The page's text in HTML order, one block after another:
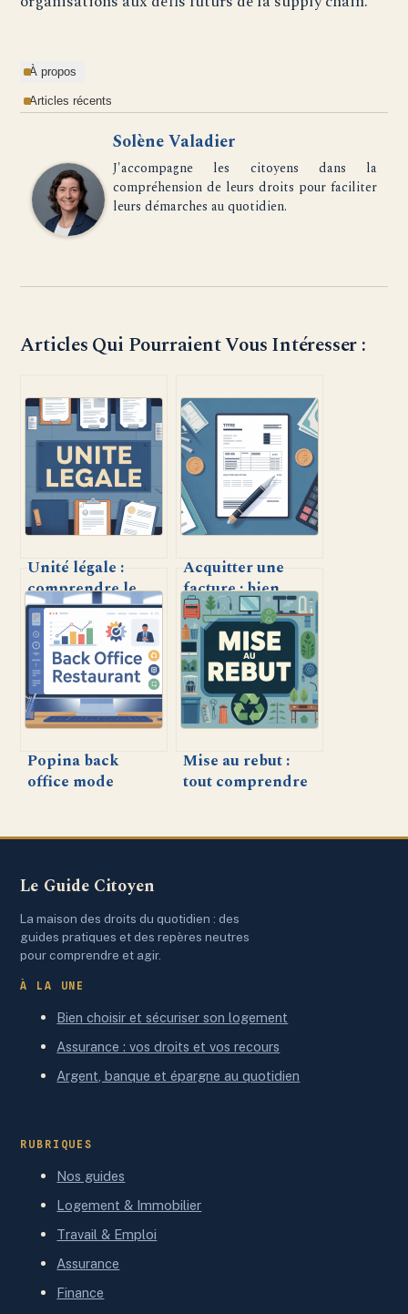
À propos
Articles récents
Solène Valadier
J'accompagne les citoyens dans la
compréhension de leurs droits pour faciliter
leurs démarches au quotidien.
Articles Qui Pourraient Vous Intéresser :
Unité légale :
comprendre le
rôle central de cet
identifiant dans la
vie des
entreprises
Acquitter une
facture : bien
comprendre, agir
rapidement et
éviter les erreurs
Popina back
office mode
en toute
Mise au rebut :
tout comprendre
biens et
Le Guide Citoyen
La maison des droits du quotidien : des
guides pratiques et des repères neutres
pour comprendre et agir.
À LA UNE
Bien choisir et sécuriser son logement
Assurance : vos droits et vos recours
Argent, banque et épargne au quotidien
RUBRIQUES
Nos guides
Logement & Immobilier
Travail & Emploi
Assurance
Finance